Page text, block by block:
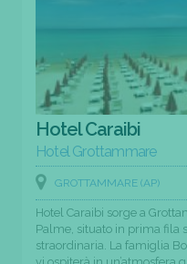
Hotel Caraibi
Hotel Grottammare
GROTTAMMARE (AP)
Hotel Caraibi sorge a
Palme, situato in prima fila
straordinaria. La famiglia